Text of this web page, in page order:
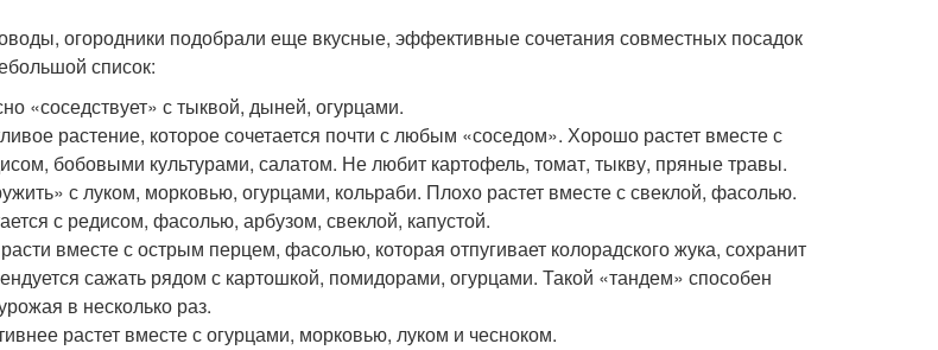
огородники подобрали еще вкусные, эффективные сочетания совместных посадок
список:
«соседствует» с тыквой, дыней, огурцами.
растение, которое сочетается почти с любым «соседом». Хорошо растет вместе с
бобовыми культурами, салатом. Не любит картофель, томат, тыкву, пряные травы.
с луком, морковью, огурцами, кольраби. Плохо растет вместе с свеклой, фасолью.
с редисом, фасолью, арбузом, свеклой, капустой.
вместе с острым перцем, фасолью, которая отпугивает колорадского жука, сохранит
сажать рядом с картошкой, помидорами, огурцами. Такой «тандем» способен
в несколько раз.
растет вместе с огурцами, морковью, луком и чесноком.